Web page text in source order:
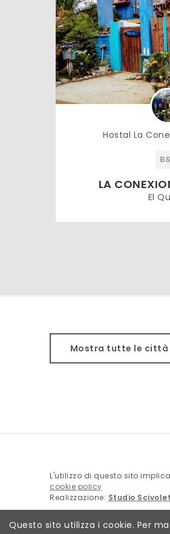
Hostal La
LA
El
Mostra tutte le città
L'utilizzo di questo sito
cookie policy
Realizzazione: Studio
Questo sito utilizza i cookie. Per